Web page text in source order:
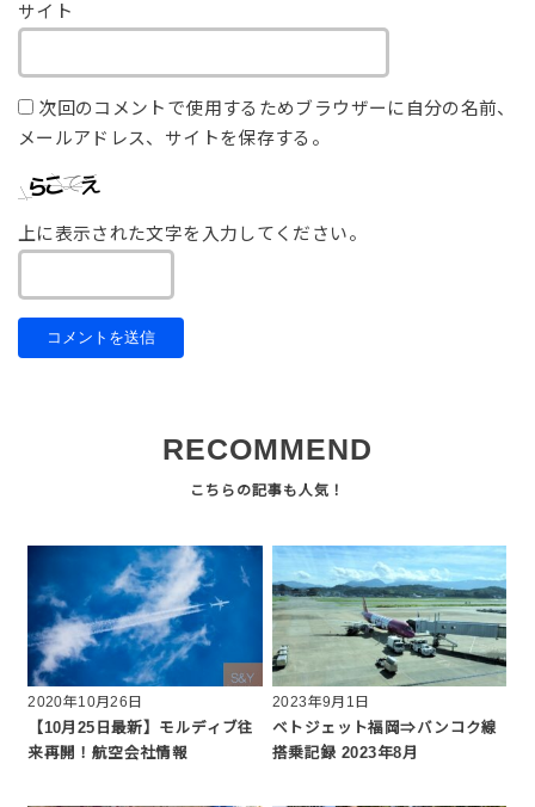
サイト
次回のコメントで使用するためブラウザーに自分の名前、
メールアドレス、サイトを保存する。
上に表示された文字を入力してください。
RECOMMEND
2020年10月26日
【10月25日最新】モルディブ往
来再開！航空会社情報
2023年9月1日
ベトジェット福岡⇒バンコク線
搭乗記録 2023年8月